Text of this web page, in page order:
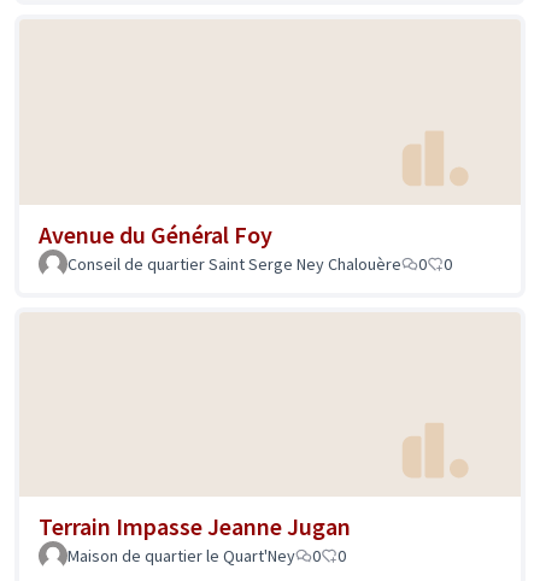
Avenue du Général Foy
Conseil de quartier Saint Serge Ney Chalouère 0 0
Terrain Impasse Jeanne Jugan
Maison de quartier le Quart'Ney 0 0